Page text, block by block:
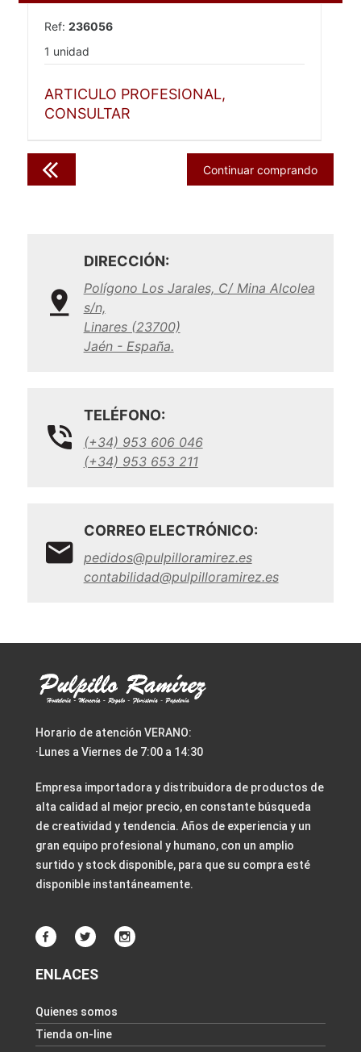
Ref: 236056
1 unidad
ARTICULO PROFESIONAL,
CONSULTAR
Continuar comprando
DIRECCIÓN:
Polígono Los Jarales, C/ Mina Alcolea
s/n,
Linares (23700)
Jaén - España.
TELÉFONO:
(+34) 953 606 046
(+34) 953 653 211
CORREO ELECTRÓNICO:
pedidos@pulpilloramirez.es
contabilidad@pulpilloramirez.es
Horario de atención VERANO:
·Lunes a Viernes de 7:00 a 14:30
Empresa importadora y distribuidora de productos de
alta calidad al mejor precio, en constante búsqueda
de creatividad y tendencia. Años de experiencia y un
gran equipo profesional y humano, con un amplio
surtido y stock disponible, para que su compra esté
disponible instantáneamente.
ENLACES
Quienes somos
Tienda on-line